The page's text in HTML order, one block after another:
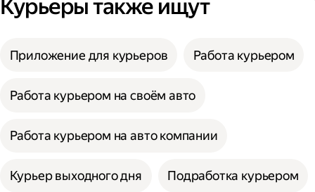
Курьеры также ищут
Приложение для курьеров Работа курьером
Работа курьером на своём авто
Работа курьером на авто компании
Курьер выходного дня Подработка курьером